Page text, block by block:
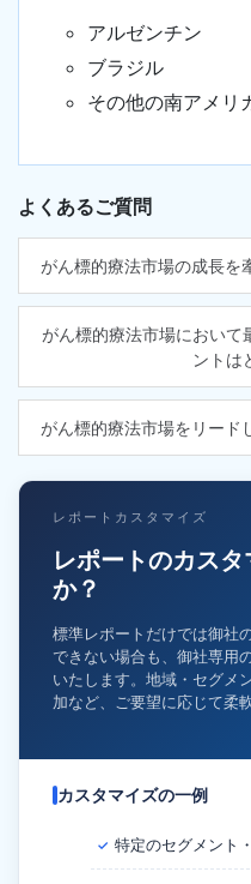
アルゼンチン
ブラジル
その他の南アメリ
よくあるご質問
がん標的療法市場の成長を
がん標的療法市場において
ントは
がん標的療法市場をリード
レポートカスタマイズ
レポートのカス
か？
標準レポートだけでは御社
できない場合も、御社専用
いたします。地域・セグメ
加など、ご要望に応じて柔
カスタマイズの一例
✓ 特定のセグメント